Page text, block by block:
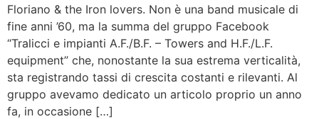
Floriano & the Iron lovers. Non è una band musicale di
fine anni ’60, ma la summa del gruppo Facebook
“Tralicci e impianti A.F./B.F. – Towers and H.F./L.F.
equipment” che, nonostante la sua estrema verticalità,
sta registrando tassi di crescita costanti e rilevanti. Al
gruppo avevamo dedicato un articolo proprio un anno
fa, in occasione […]